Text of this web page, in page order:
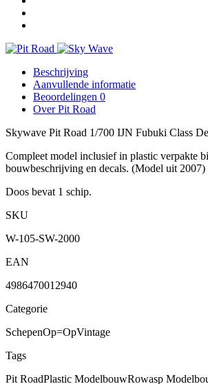
Beschrijving
Aanvullende informatie
Beoordelingen 0
Over Pit Road
Skywave Pit Road 1/700 IJN Fubuki Class
Compleet model inclusief in plastic verpakte
bouwbeschrijving en decals. (Model uit 2007)
Doos bevat 1 schip.
SKU
W-105-SW-2000
EAN
4986470012940
Categorie
SchepenOp=OpVintage
Tags
Pit RoadPlastic ModelbouwRowasp